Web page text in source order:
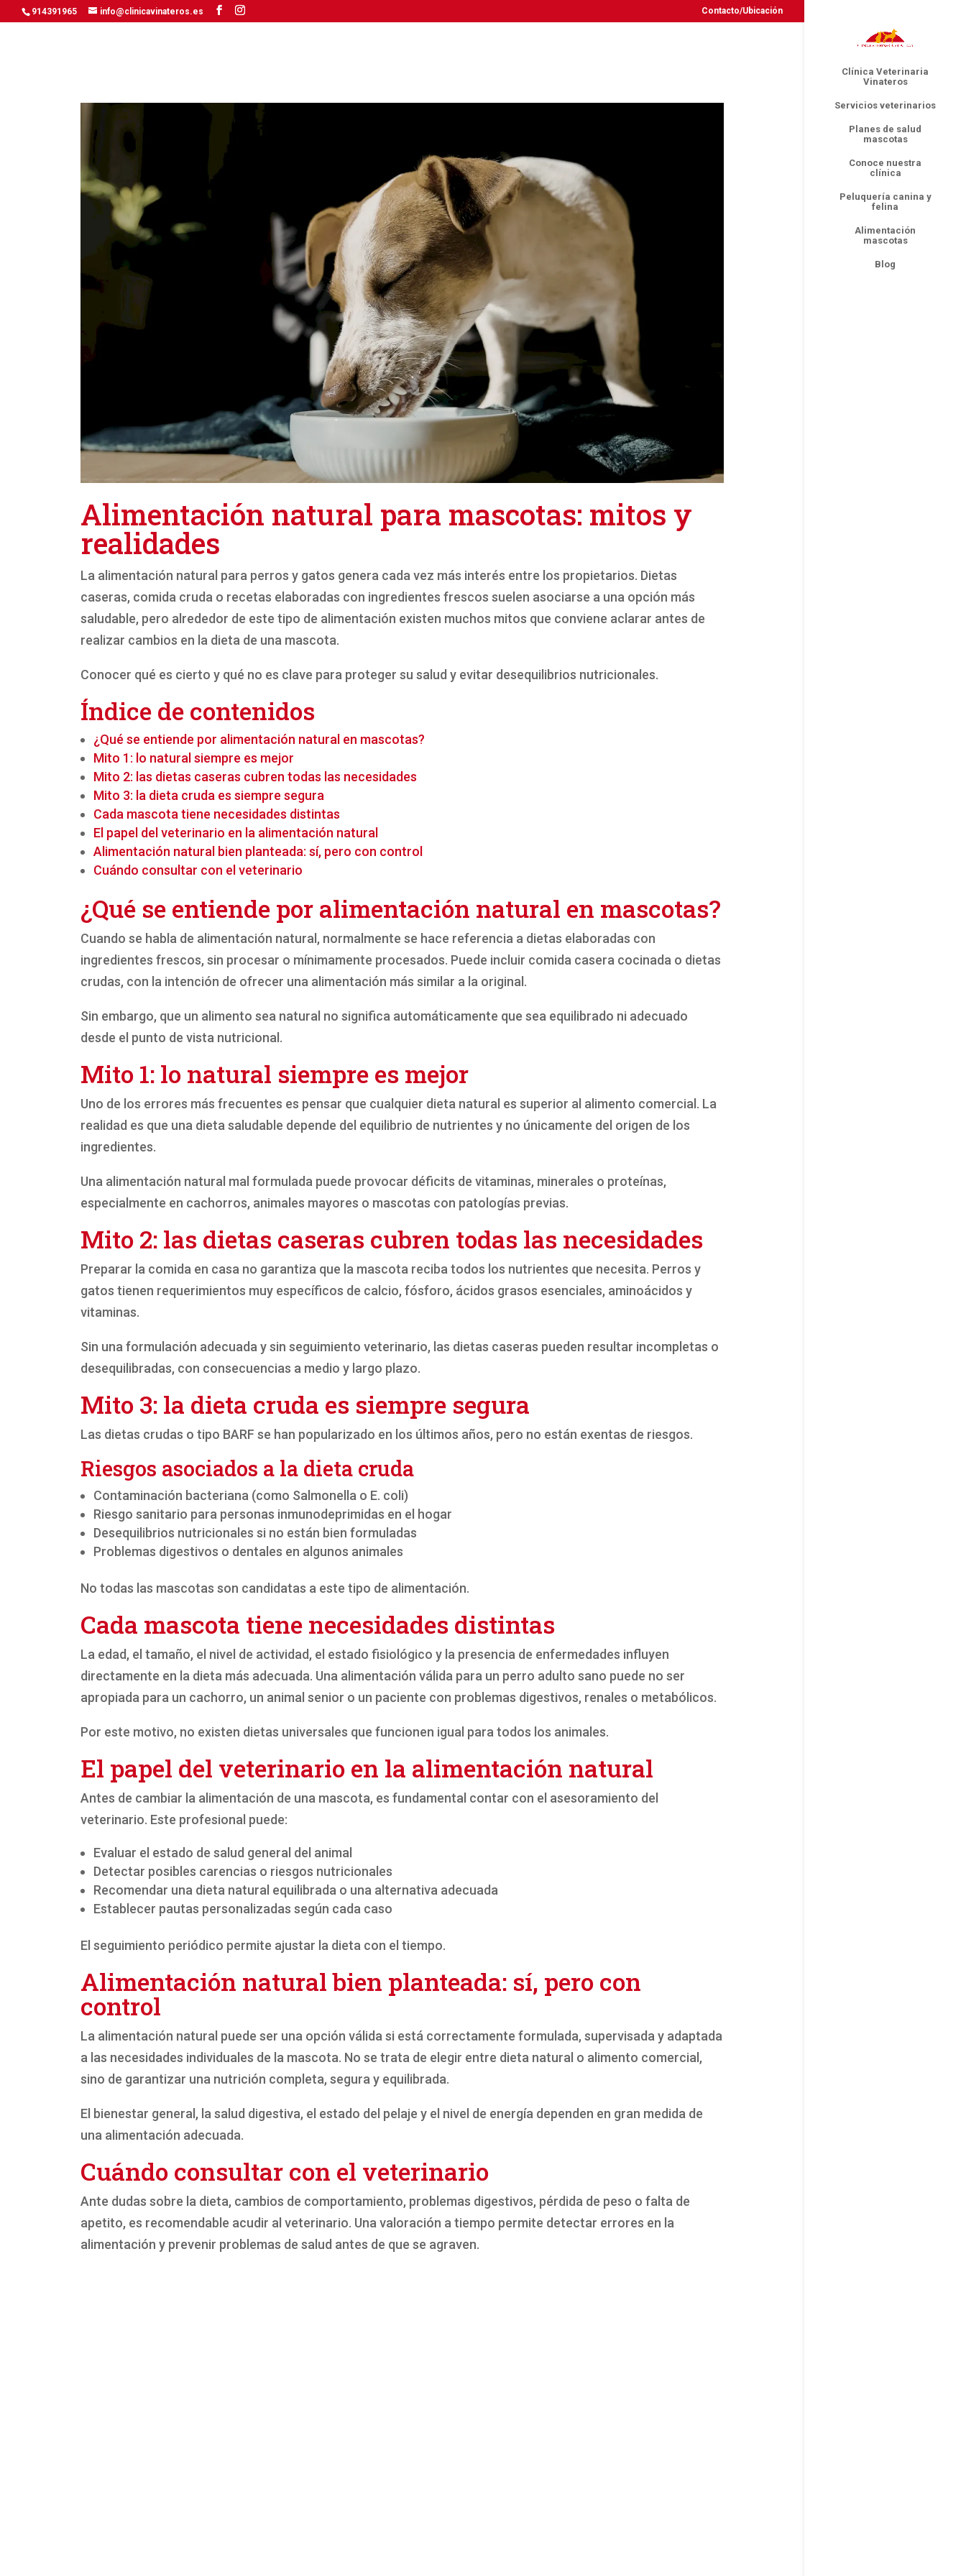
914391965 info@clinicavinateros.es Contacto/Ubicación
Clínica Veterinaria
Vinateros
Servicios veterinarios
Planes de salud
mascotas
Conoce nuestra
clínica
Peluquería canina y
felina
Alimentación
mascotas
Blog
Alimentación natural para mascotas: mitos y
realidades
La alimentación natural para perros y gatos genera cada vez más interés entre los propietarios. Dietas
caseras, comida cruda o recetas elaboradas con ingredientes frescos suelen asociarse a una opción más
saludable, pero alrededor de este tipo de alimentación existen muchos mitos que conviene aclarar antes de
realizar cambios en la dieta de una mascota.
Conocer qué es cierto y qué no es clave para proteger su salud y evitar desequilibrios nutricionales.
Índice de contenidos
¿Qué se entiende por alimentación natural en mascotas?
Mito 1: lo natural siempre es mejor
Mito 2: las dietas caseras cubren todas las necesidades
Mito 3: la dieta cruda es siempre segura
Cada mascota tiene necesidades distintas
El papel del veterinario en la alimentación natural
Alimentación natural bien planteada: sí, pero con control
Cuándo consultar con el veterinario
¿Qué se entiende por alimentación natural en mascotas?
Cuando se habla de alimentación natural, normalmente se hace referencia a dietas elaboradas con
ingredientes frescos, sin procesar o mínimamente procesados. Puede incluir comida casera cocinada o dietas
crudas, con la intención de ofrecer una alimentación más similar a la original.
Sin embargo, que un alimento sea natural no significa automáticamente que sea equilibrado ni adecuado
desde el punto de vista nutricional.
Mito 1: lo natural siempre es mejor
Uno de los errores más frecuentes es pensar que cualquier dieta natural es superior al alimento comercial. La
realidad es que una dieta saludable depende del equilibrio de nutrientes y no únicamente del origen de los
ingredientes.
Una alimentación natural mal formulada puede provocar déficits de vitaminas, minerales o proteínas,
especialmente en cachorros, animales mayores o mascotas con patologías previas.
Mito 2: las dietas caseras cubren todas las necesidades
Preparar la comida en casa no garantiza que la mascota reciba todos los nutrientes que necesita. Perros y
gatos tienen requerimientos muy específicos de calcio, fósforo, ácidos grasos esenciales, aminoácidos y
vitaminas.
Sin una formulación adecuada y sin seguimiento veterinario, las dietas caseras pueden resultar incompletas o
desequilibradas, con consecuencias a medio y largo plazo.
Mito 3: la dieta cruda es siempre segura
Las dietas crudas o tipo BARF se han popularizado en los últimos años, pero no están exentas de riesgos.
Riesgos asociados a la dieta cruda
Contaminación bacteriana (como Salmonella o E. coli)
Riesgo sanitario para personas inmunodeprimidas en el hogar
Desequilibrios nutricionales si no están bien formuladas
Problemas digestivos o dentales en algunos animales
No todas las mascotas son candidatas a este tipo de alimentación.
Cada mascota tiene necesidades distintas
La edad, el tamaño, el nivel de actividad, el estado fisiológico y la presencia de enfermedades influyen
directamente en la dieta más adecuada. Una alimentación válida para un perro adulto sano puede no ser
apropiada para un cachorro, un animal senior o un paciente con problemas digestivos, renales o metabólicos.
Por este motivo, no existen dietas universales que funcionen igual para todos los animales.
El papel del veterinario en la alimentación natural
Antes de cambiar la alimentación de una mascota, es fundamental contar con el asesoramiento del
veterinario. Este profesional puede:
Evaluar el estado de salud general del animal
Detectar posibles carencias o riesgos nutricionales
Recomendar una dieta natural equilibrada o una alternativa adecuada
Establecer pautas personalizadas según cada caso
El seguimiento periódico permite ajustar la dieta con el tiempo.
Alimentación natural bien planteada: sí, pero con
control
La alimentación natural puede ser una opción válida si está correctamente formulada, supervisada y adaptada
a las necesidades individuales de la mascota. No se trata de elegir entre dieta natural o alimento comercial,
sino de garantizar una nutrición completa, segura y equilibrada.
El bienestar general, la salud digestiva, el estado del pelaje y el nivel de energía dependen en gran medida de
una alimentación adecuada.
Cuándo consultar con el veterinario
Ante dudas sobre la dieta, cambios de comportamiento, problemas digestivos, pérdida de peso o falta de
apetito, es recomendable acudir al veterinario. Una valoración a tiempo permite detectar errores en la
alimentación y prevenir problemas de salud antes de que se agraven.